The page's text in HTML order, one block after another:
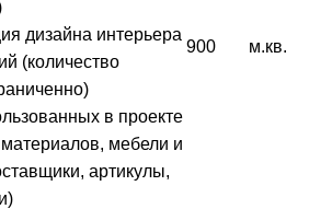
дизайна интерьера
(количество
в проекте
мебели и
артикулы,
900 м.кв.